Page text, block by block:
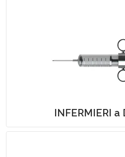
INFERMIERI
Assistenza